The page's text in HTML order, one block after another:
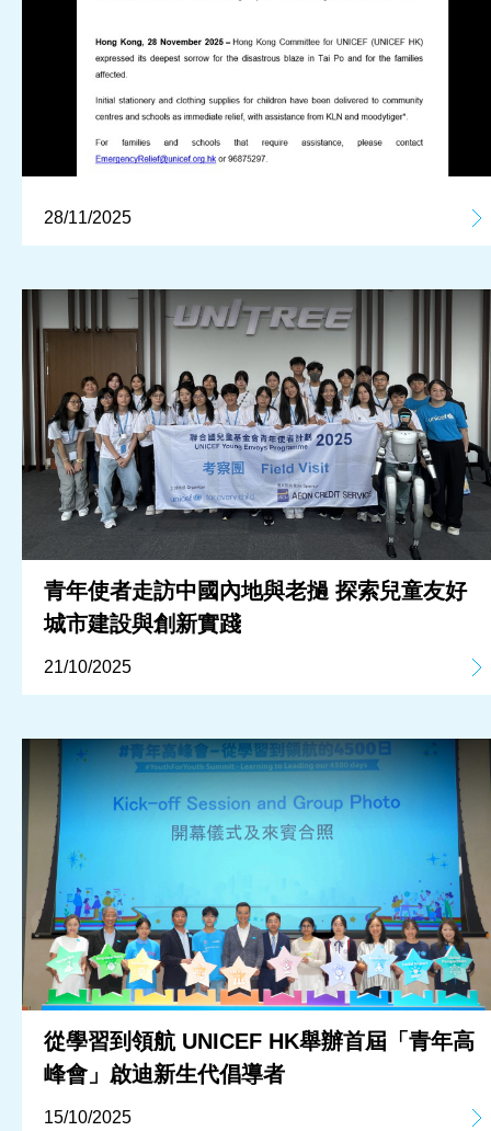
28/11/2025
青年使者走訪中國內地與老撾 探索兒童友好
城市建設與創新實踐
21/10/2025
從學習到領航 UNICEF HK舉辦首屆「青年高
峰會」啟迪新生代倡導者
15/10/2025